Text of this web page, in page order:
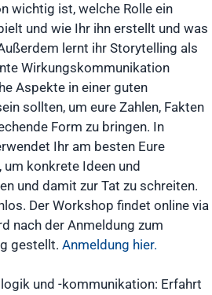
wichtig ist, welche Rolle ein
und wie Ihr ihn erstellt und was
lernt ihr Storytelling als
Wirkungskommunikation
Aspekte in einer guten
sollten, um eure Zahlen, Fakten
Form zu bringen. In
Ihr am besten Eure
konkrete Ideen und
und damit zur Tat zu schreiten.
Der Workshop findet online via
nach der Anmeldung zum
gestellt. Anmeldung hier.
und -kommunikation: Erfahrt